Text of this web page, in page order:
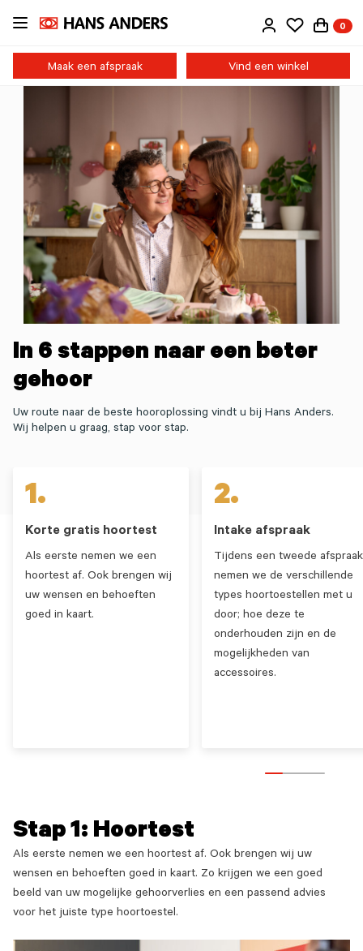
Ga
naar
inhoud
0
Maak een afspraak Vind een winkel
In 6 stappen naar een beter
gehoor
Uw route naar de beste hooroplossing vindt u bij Hans Anders.
Wij helpen u graag, stap voor stap.
1.
Korte gratis hoortest
Als eerste nemen we een
hoortest af. Ook brengen wij
uw wensen en behoeften
goed in kaart.
2.
Intake afspraak
Tijdens een tweede afspraak
nemen we de verschillende
types hoortoestellen met u
door; hoe deze te
onderhouden zijn en de
mogelijkheden van
accessoires.
Stap 1: Hoortest
Als eerste nemen we een hoortest af. Ook brengen wij uw
wensen en behoeften goed in kaart. Zo krijgen we een goed
beeld van uw mogelijke gehoorverlies en een passend advies
voor het juiste type hoortoestel.